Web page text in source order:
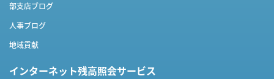
部支店ブログ
人事ブログ
地域貢献
インターネット残高照会サービス